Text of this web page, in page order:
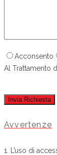
Acconsento
Al Trattamento
Avvertenze
1. L’uso di